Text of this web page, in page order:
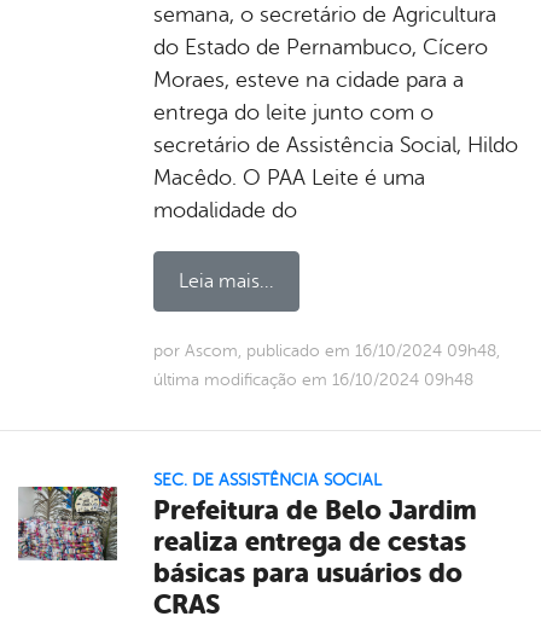
semana, o secretário de Agricultura
do Estado de Pernambuco, Cícero
Moraes, esteve na cidade para a
entrega do leite junto com o
secretário de Assistência Social, Hildo
Macêdo. O PAA Leite é uma
modalidade do
Leia mais...
por Ascom, publicado em 16/10/2024 09h48,
última modificação em 16/10/2024 09h48
SEC. DE ASSISTÊNCIA SOCIAL
Prefeitura de Belo Jardim
realiza entrega de cestas
básicas para usuários do
CRAS